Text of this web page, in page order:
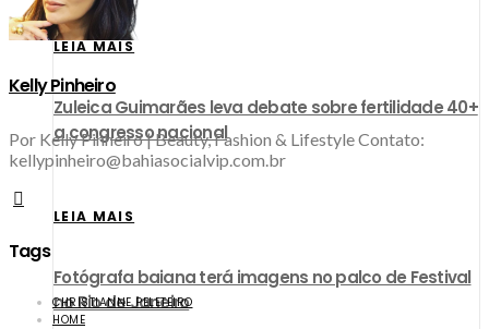
LEIA MAIS
Zuleica Guimarães leva debate sobre fertilidade 40+
a congresso nacional
LEIA MAIS
Fotógrafa baiana terá imagens no palco de Festival
no Rio de Janeiro
Kelly Pinheiro
Por Kelly Pinheiro | Beauty, Fashion & Lifestyle Contato:
kellypinheiro@bahiasocialvip.com.br
Tags
CHRISTIANNE PELETEIRO
HOME